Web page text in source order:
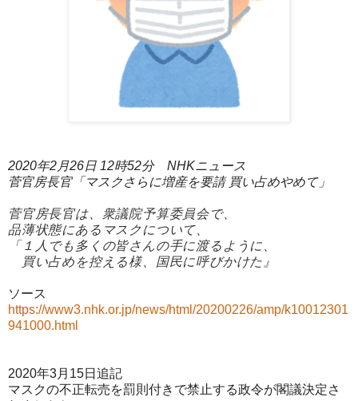
2020年2月26日 12時52分 NHKニュース
菅官房長官「マスクさらに増産を要請 買い占めやめて」
菅官房長官は、衆議院予算委員会で、
品薄状態にあるマスクについて、
「１人でも多くの皆さんの手に渡るように、
買い占めを控える様、国民に呼びかけた』
ソース
https://www3.nhk.or.jp/news/html/20200226/amp/k10012301
941000.html
2020年3月15日追記
マスクの不正転売を罰則付きで禁止する政令が閣議決定さ